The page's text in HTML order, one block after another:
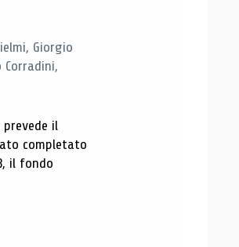
Giorgio
il
completato
il fondo